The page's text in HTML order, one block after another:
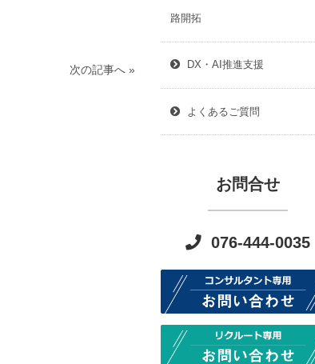
次の記事へ »
路開拓
DX・AI推進支援
よくあるご質問
お問合せ
076-444-0035